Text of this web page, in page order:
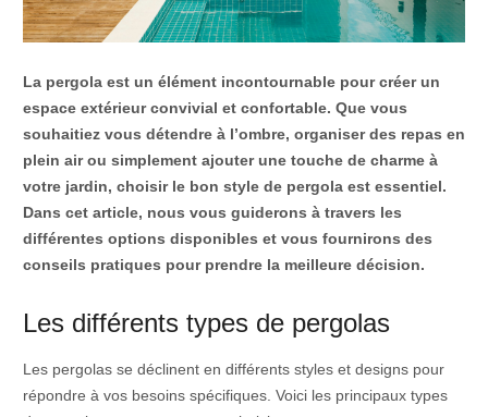
La pergola est un élément incontournable pour créer un
espace extérieur convivial et confortable. Que vous
souhaitiez vous détendre à l’ombre, organiser des repas en
plein air ou simplement ajouter une touche de charme à
votre jardin, choisir le bon style de pergola est essentiel.
Dans cet article, nous vous guiderons à travers les
différentes options disponibles et vous fournirons des
conseils pratiques pour prendre la meilleure décision.
Les différents types de pergolas
Les pergolas se déclinent en différents styles et designs pour
répondre à vos besoins spécifiques. Voici les principaux types